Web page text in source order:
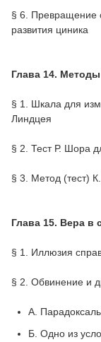
§ 6. Превращение
развития циника
Глава 14.
§ 1. Шкала для
Линдцея
§ 2. Тест Р. Шора
§ 3. Метод (тест)
Глава 15. Вера
§ 1. Иллюзия
§ 2. Обвинение и
А.
Б. Одно из